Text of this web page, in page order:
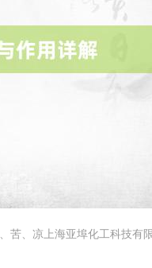
、凉上海亚埠化工科技有